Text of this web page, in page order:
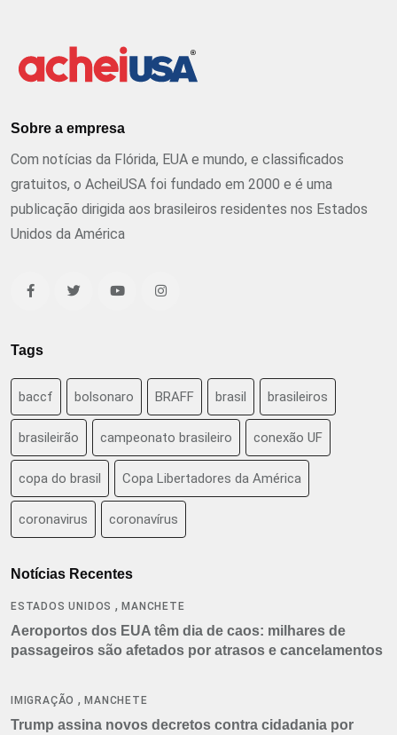
Sobre a empresa
Com notícias da Flórida, EUA e mundo, e classificados
gratuitos, o AcheiUSA foi fundado em 2000 e é uma
publicação dirigida aos brasileiros residentes nos Estados
Unidos da América
Tags
baccf bolsonaro BRAFF brasil brasileiros
brasileirão campeonato brasileiro conexão UF
copa do brasil Copa Libertadores da América
coronavirus coronavírus
Notícias Recentes
ESTADOS UNIDOS ,MANCHETE
Aeroportos dos EUA têm dia de caos: milhares de
passageiros são afetados por atrasos e cancelamentos
IMIGRAÇÃO ,MANCHETE
Trump assina novos decretos contra cidadania por